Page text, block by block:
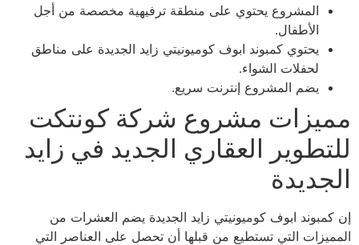
المشروع يحتوي على منطقة ترفيهية مخصصة من أجل
الأطفال.
يحتوي كمبوند ابوف كوميونيتي زايد الجديدة على مناطق
لحفلات الشواء.
يضم المشروع إنترنت سريع.
مميزات مشروع شركة كونتكت
للتطوير العقاري الجديد في زايد
الجديدة
إن كمبوند ابوف كوميونيتي زايد الجديدة يضم العشرات من
المميزات التي تستطيع من قبلها أن تحصل على العناصر التي